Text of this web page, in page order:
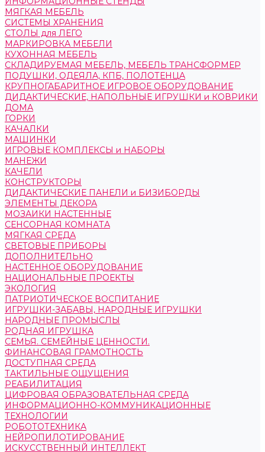
МЯГКАЯ МЕБЕЛЬ
СИСТЕМЫ ХРАНЕНИЯ
СТОЛЫ для ЛЕГО
МАРКИРОВКА МЕБЕЛИ
КУХОННАЯ МЕБЕЛЬ
СКЛАДИРУЕМАЯ МЕБЕЛЬ, МЕБЕЛЬ ТРАНСФОРМЕР
ПОДУШКИ, ОДЕЯЛА, КПБ, ПОЛОТЕНЦА
КРУПНОГАБАРИТНОЕ ИГРОВОЕ ОБОРУДОВАНИЕ
ДИДАКТИЧЕСКИЕ, НАПОЛЬНЫЕ ИГРУШКИ и КОВРИКИ
ДОМА
ГОРКИ
КАЧАЛКИ
МАШИНКИ
ИГРОВЫЕ КОМПЛЕКСЫ и НАБОРЫ
МАНЕЖИ
КАЧЕЛИ
КОНСТРУКТОРЫ
ДИДАКТИЧЕСКИЕ ПАНЕЛИ и БИЗИБОРДЫ
ЭЛЕМЕНТЫ ДЕКОРА
МОЗАИКИ НАСТЕННЫЕ
СЕНСОРНАЯ КОМНАТА
МЯГКАЯ СРЕДА
СВЕТОВЫЕ ПРИБОРЫ
ДОПОЛНИТЕЛЬНО
НАСТЕННОЕ ОБОРУДОВАНИЕ
НАЦИОНАЛЬНЫЕ ПРОЕКТЫ
ЭКОЛОГИЯ
ПАТРИОТИЧЕСКОЕ ВОСПИТАНИЕ
ИГРУШКИ-ЗАБАВЫ, НАРОДНЫЕ ИГРУШКИ
НАРОДНЫЕ ПРОМЫСЛЫ
РОДНАЯ ИГРУШКА
СЕМЬЯ. СЕМЕЙНЫЕ ЦЕННОСТИ.
ФИНАНСОВАЯ ГРАМОТНОСТЬ
ДОСТУПНАЯ СРЕДА
ТАКТИЛЬНЫЕ ОЩУЩЕНИЯ
РЕАБИЛИТАЦИЯ
ЦИФРОВАЯ ОБРАЗОВАТЕЛЬНАЯ СРЕДА
ИНФОРМАЦИОННО-КОММУНИКАЦИОННЫЕ
ТЕХНОЛОГИИ
РОБОТОТЕХНИКА
НЕЙРОПИЛОТИРОВАНИЕ
ИСКУССТВЕННЫЙ ИНТЕЛЛЕКТ